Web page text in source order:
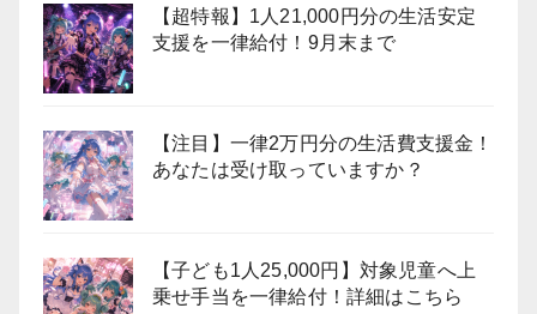
【超特報】1人21,000円分の生活安定
支援を一律給付！9月末まで
【注目】一律2万円分の生活費支援金！
あなたは受け取っていますか？
【子ども1人25,000円】対象児童へ上
乗せ手当を一律給付！詳細はこちら